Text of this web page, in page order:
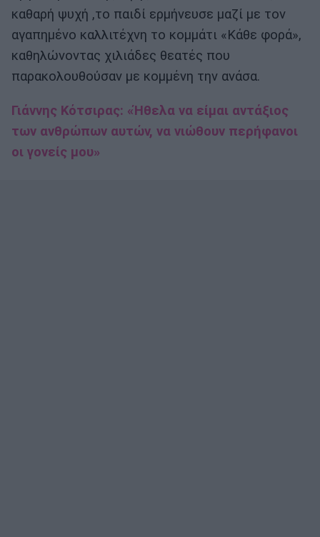
καθαρή ψυχή ,το παιδί ερμήνευσε μαζί με τον
αγαπημένο καλλιτέχνη το κομμάτι «Κάθε φορά»,
καθηλώνοντας χιλιάδες θεατές που
παρακολουθούσαν με κομμένη την ανάσα.
Γιάννης Κότσιρας: «Ήθελα να είμαι αντάξιος
των ανθρώπων αυτών, να νιώθουν περήφανοι
οι γονείς μου»